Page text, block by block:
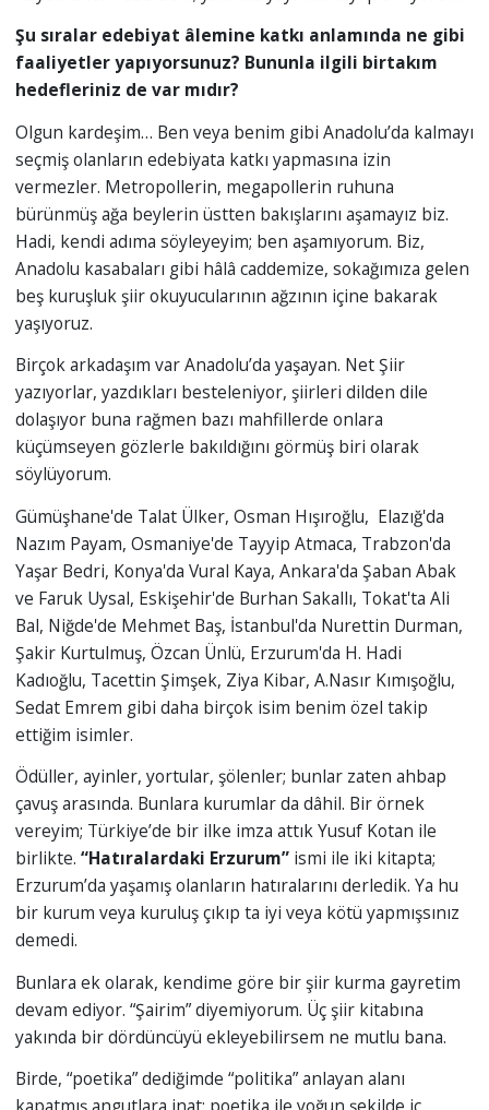
Şu sıralar edebiyat âlemine katkı anlamında ne gibi
faaliyetler yapıyorsunuz? Bununla ilgili birtakım
hedefleriniz de var mıdır?
Olgun kardeşim… Ben veya benim gibi Anadolu’da kalmayı
seçmiş olanların edebiyata katkı yapmasına izin
vermezler. Metropollerin, megapollerin ruhuna
bürünmüş ağa beylerin üstten bakışlarını aşamayız biz.
Hadi, kendi adıma söyleyeyim; ben aşamıyorum. Biz,
Anadolu kasabaları gibi hâlâ caddemize, sokağımıza gelen
beş kuruşluk şiir okuyucularının ağzının içine bakarak
yaşıyoruz.
Birçok arkadaşım var Anadolu’da yaşayan. Net Şiir
yazıyorlar, yazdıkları besteleniyor, şiirleri dilden dile
dolaşıyor buna rağmen bazı mahfillerde onlara
küçümseyen gözlerle bakıldığını görmüş biri olarak
söylüyorum.
Gümüşhane'de Talat Ülker, Osman Hışıroğlu, Elazığ'da
Nazım Payam, Osmaniye'de Tayyip Atmaca, Trabzon'da
Yaşar Bedri, Konya'da Vural Kaya, Ankara'da Şaban Abak
ve Faruk Uysal, Eskişehir'de Burhan Sakallı, Tokat'ta Ali
Bal, Niğde'de Mehmet Baş, İstanbul'da Nurettin Durman,
Şakir Kurtulmuş, Özcan Ünlü, Erzurum'da H. Hadi
Kadıoğlu, Tacettin Şimşek, Ziya Kibar, A.Nasır Kımışoğlu,
Sedat Emrem gibi daha birçok isim benim özel takip
ettiğim isimler.
Ödüller, ayinler, yortular, şölenler; bunlar zaten ahbap
çavuş arasında. Bunlara kurumlar da dâhil. Bir örnek
vereyim; Türkiye’de bir ilke imza attık Yusuf Kotan ile
birlikte. “Hatıralardaki Erzurum”ismi ile iki kitapta;
Erzurum’da yaşamış olanların hatıralarını derledik. Ya hu
bir kurum veya kuruluş çıkıp ta iyi veya kötü yapmışsınız
demedi.
Bunlara ek olarak, kendime göre bir şiir kurma gayretim
devam ediyor. “Şairim” diyemiyorum. Üç şiir kitabına
yakında bir dördüncüyü ekleyebilirsem ne mutlu bana.
Birde, “poetika” dediğimde “politika” anlayan alanı